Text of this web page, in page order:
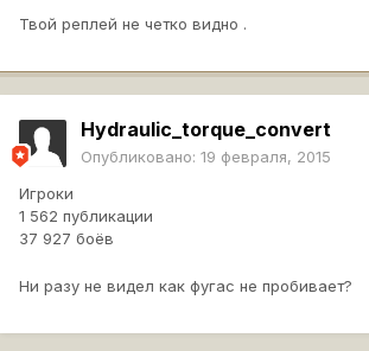
Твой реплей не четко видно .
Hydraulic_torque_convert
Опубликовано: 19 февраля, 2015
Игроки
1 562 публикации
37 927 боёв
Ни разу не видел как фугас не пробивает?